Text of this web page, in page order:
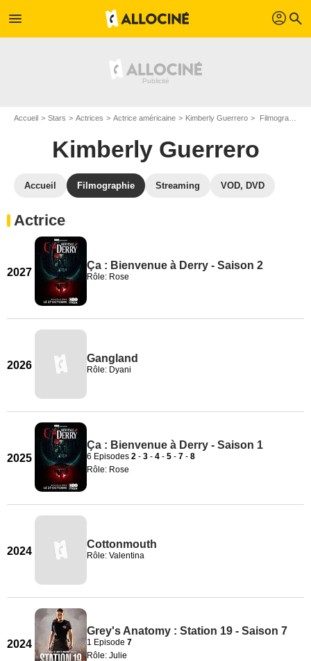
menu profil search
Accueil Stars Actrices Actrice américaine Kimberly Guerrero Filmographie Kimberly Guerrero
Kimberly Guerrero
Accueil Filmographie Streaming VOD, DVD
Actrice
2027
Ça : Bienvenue à Derry - Saison 2
Rôle: Rose
2026
Gangland
Rôle: Dyani
2025
Ça : Bienvenue à Derry - Saison 1
6 Episodes 2 - 3 - 4 - 5 - 7 - 8
Rôle: Rose
2024
Cottonmouth
Rôle: Valentina
2024
Grey's Anatomy : Station 19 - Saison 7
1 Episode 7
Rôle: Julie